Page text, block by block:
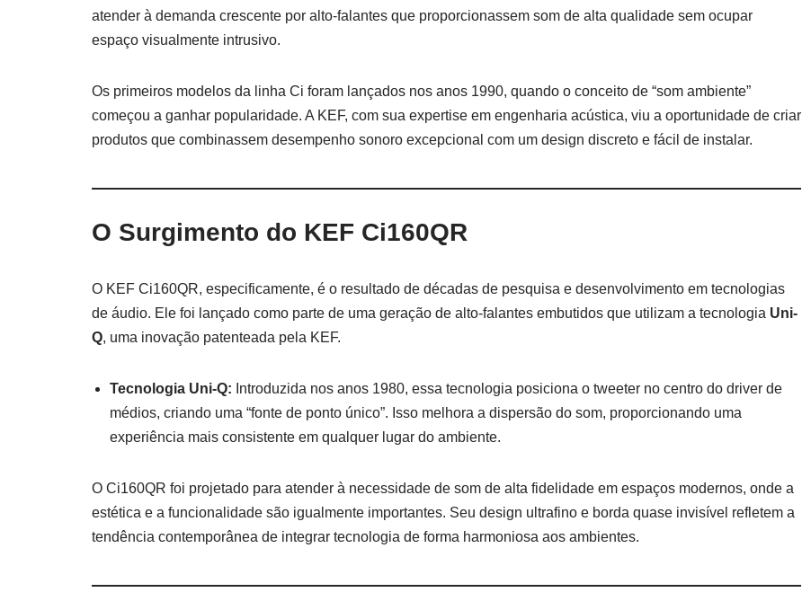
atender à demanda crescente por alto-falantes que proporcionassem som de alta qualidade sem ocupar
espaço visualmente intrusivo.
Os primeiros modelos da linha Ci foram lançados nos anos 1990, quando o conceito de “som ambiente”
começou a ganhar popularidade. A KEF, com sua expertise em engenharia acústica, viu a oportunidade de criar
produtos que combinassem desempenho sonoro excepcional com um design discreto e fácil de instalar.
O Surgimento do KEF Ci160QR
O KEF Ci160QR, especificamente, é o resultado de décadas de pesquisa e desenvolvimento em tecnologias
de áudio. Ele foi lançado como parte de uma geração de alto-falantes embutidos que utilizam a tecnologia Uni-
Q, uma inovação patenteada pela KEF.
Tecnologia Uni-Q: Introduzida nos anos 1980, essa tecnologia posiciona o tweeter no centro do driver de
médios, criando uma “fonte de ponto único”. Isso melhora a dispersão do som, proporcionando uma
experiência mais consistente em qualquer lugar do ambiente.
O Ci160QR foi projetado para atender à necessidade de som de alta fidelidade em espaços modernos, onde a
estética e a funcionalidade são igualmente importantes. Seu design ultrafino e borda quase invisível refletem a
tendência contemporânea de integrar tecnologia de forma harmoniosa aos ambientes.